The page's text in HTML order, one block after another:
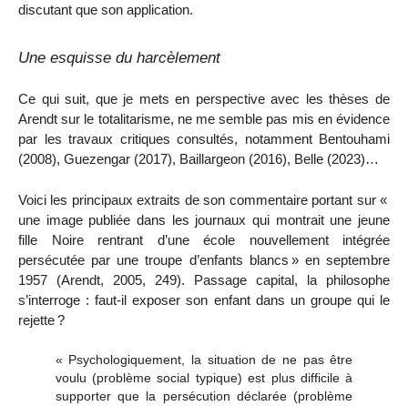
discutant que son application.
Une esquisse du harcèlement
Ce qui suit, que je mets en perspective avec les thèses de
Arendt sur le totalitarisme, ne me semble pas mis en évidence
par les travaux critiques consultés, notamment Bentouhami
(2008), Guezengar (2017), Baillargeon (2016), Belle (2023)…
Voici les principaux extraits de son commentaire portant sur «
une image publiée dans les journaux qui montrait une jeune
fille Noire rentrant d’une école nouvellement intégrée
persécutée par une troupe d’enfants blancs » en septembre
1957 (Arendt, 2005, 249). Passage capital, la philosophe
s’interroge : faut-il exposer son enfant dans un groupe qui le
rejette?
« Psychologiquement, la situation de ne pas être
voulu (problème social typique) est plus difficile à
supporter que la persécution déclarée (problème